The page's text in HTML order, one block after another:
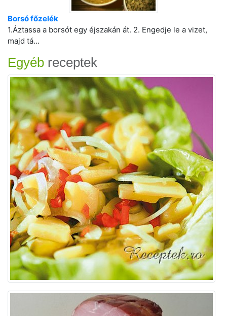
Borsó főzelék
1.Áztassa a borsót egy éjszakán át. 2. Engedje le a vizet,
majd tá...
Egyéb receptek